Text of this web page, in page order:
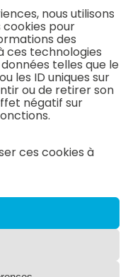
nous utilisons
pour
des
ces technologies
telles que le
les ID uniques sur
ou de retirer son
négatif sur
ces cookies à
Médecine
Interne
En Savoir
Plus
(Médecine
Interne)
Neurologie
Neurologie
(Neurologie)